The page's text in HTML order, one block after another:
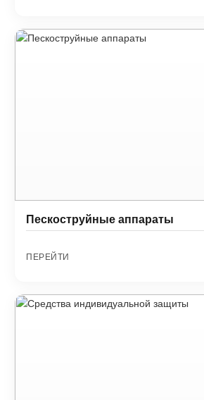
Пескоструйные аппараты
ПЕРЕЙТИ